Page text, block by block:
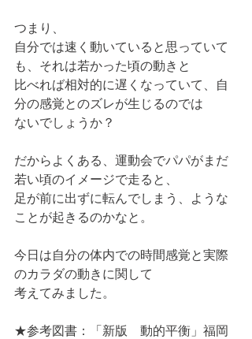
つまり、
自分では速く動いていると思っていて
も、それは若かった頃の動きと
比べれば相対的に遅くなっていて、自
分の感覚とのズレが生じるのでは
ないでしょうか？
だからよくある、運動会でパパがまだ
若い頃のイメージで走ると、
足が前に出ずに転んでしまう、ような
ことが起きるのかなと。
今日は自分の体内での時間感覚と実際
のカラダの動きに関して
考えてみました。
★参考図書：「新版　動的平衡」福岡